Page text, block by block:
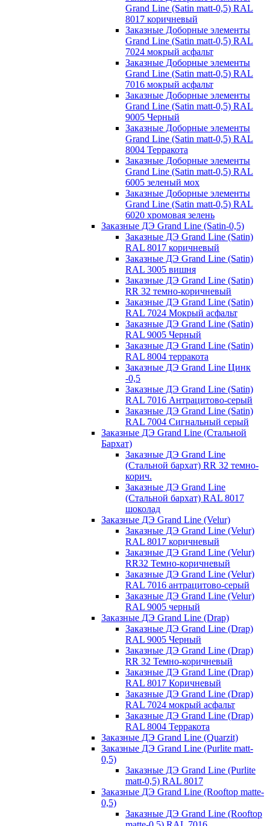
Grand Line (Satin matt-0,5) RAL
8017 коричневый
Заказные Доборные элементы
Grand Line (Satin matt-0,5) RAL
7024 мокрый асфальт
Заказные Доборные элементы
Grand Line (Satin matt-0,5) RAL
7016 мокрый асфальт
Заказные Доборные элементы
Grand Line (Satin matt-0,5) RAL
9005 Черный
Заказные Доборные элементы
Grand Line (Satin matt-0,5) RAL
8004 Терракота
Заказные Доборные элементы
Grand Line (Satin matt-0,5) RAL
6005 зеленый мох
Заказные Доборные элементы
Grand Line (Satin matt-0,5) RAL
6020 хромовая зелень
Заказные ДЭ Grand Line (Satin-0,5)
Заказные ДЭ Grand Line (Satin)
RAL 8017 коричневый
Заказные ДЭ Grand Line (Satin)
RAL 3005 вишня
Заказные ДЭ Grand Line (Satin)
RR 32 темно-коричневый
Заказные ДЭ Grand Line (Satin)
RAL 7024 Мокрый асфальт
Заказные ДЭ Grand Line (Satin)
RAL 9005 Черный
Заказные ДЭ Grand Line (Satin)
RAL 8004 терракота
Заказные ДЭ Grand Line Цинк
-0,5
Заказные ДЭ Grand Line (Satin)
RAL 7016 Антрацитово-серый
Заказные ДЭ Grand Line (Satin)
RAL 7004 Сигнальный серый
Заказные ДЭ Grand Line (Стальной
Бархат)
Заказные ДЭ Grand Line
(Стальной бархат) RR 32 темно-
корич.
Заказные ДЭ Grand Line
(Стальной бархат) RAL 8017
шоколад
Заказные ДЭ Grand Line (Velur)
Заказные ДЭ Grand Line (Velur)
RAL 8017 коричневый
Заказные ДЭ Grand Line (Velur)
RR32 Темно-коричневый
Заказные ДЭ Grand Line (Velur)
RAL 7016 антрацитово-серый
Заказные ДЭ Grand Line (Velur)
RAL 9005 черный
Заказные ДЭ Grand Line (Drap)
Заказные ДЭ Grand Line (Drap)
RAL 9005 Черный
Заказные ДЭ Grand Line (Drap)
RR 32 Темно-коричневый
Заказные ДЭ Grand Line (Drap)
RAL 8017 Коричневый
Заказные ДЭ Grand Line (Drap)
RAL 7024 мокрый асфальт
Заказные ДЭ Grand Line (Drap)
RAL 8004 Терракота
Заказные ДЭ Grand Line (Quarzit)
Заказные ДЭ Grand Line (Purlite matt-
0,5)
Заказные ДЭ Grand Line (Purlite
matt-0,5) RAL 8017
Заказные ДЭ Grand Line (Rooftop matte-
0,5)
Заказные ДЭ Grand Line (Rooftop